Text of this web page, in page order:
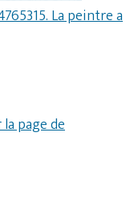
La peintre a
page de